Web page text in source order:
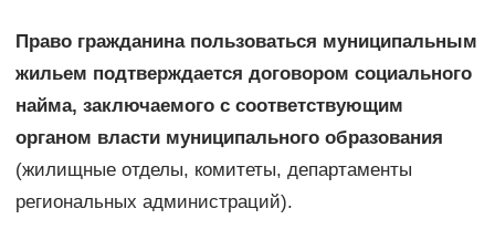
Право гражданина пользоваться муниципальным
жильем подтверждается договором социального
найма, заключаемого с соответствующим
органом власти муниципального образования
(жилищные отделы, комитеты, департаменты
региональных администраций).